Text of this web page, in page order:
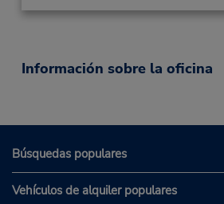
Información sobre la oficina
Búsquedas populares
Vehículos de alquiler populares